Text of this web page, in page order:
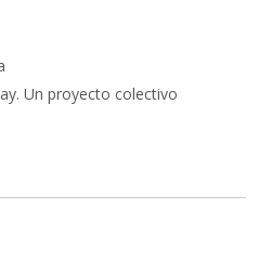
Un proyecto colectivo